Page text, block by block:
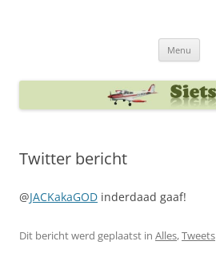
Menu
Twitter bericht
@JACKakaGOD inderdaad gaaf!
Dit bericht werd geplaatst in Alles,Tweets